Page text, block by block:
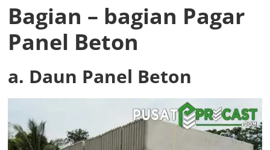
Bagian – bagian Pagar
Panel Beton
a. Daun Panel Beton